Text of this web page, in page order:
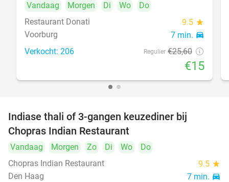
Vandaag Morgen Di Wo
Do
Restaurant Donati
9.5 star
Voorburg 7 min. directions_car
Verkocht: 206 Regulier €25,60
€15
Indiase thali of 3-gangen keuzediner bij
Chopras Indian Restaurant
Vandaag Morgen Zo Di Wo
Do
Chopras Indian Restaurant
9.5 star
Den Haag 7 min. directions_car